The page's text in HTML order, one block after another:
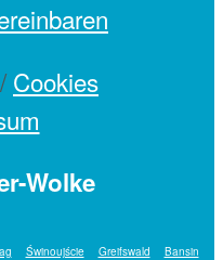
/ Cookies
Wolke
Świnoujście Greifswald Bansin